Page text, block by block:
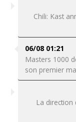
Chili: Kast
06/08 01:21
Masters 1000
son premier
La